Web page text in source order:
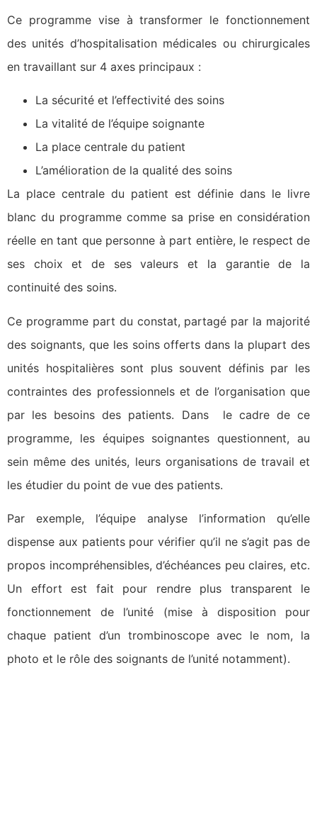
Ce programme vise à transformer le fonctionnement
des unités d’hospitalisation médicales ou chirurgicales
en travaillant sur 4 axes principaux :
La sécurité et l’effectivité des soins
La vitalité de l’équipe soignante
La place centrale du patient
L’amélioration de la qualité des soins
La place centrale du patient est définie dans le livre
blanc du programme comme sa prise en considération
réelle en tant que personne à part entière, le respect de
ses choix et de ses valeurs et la garantie de la
continuité des soins.
Ce programme part du constat, partagé par la majorité
des soignants, que les soins offerts dans la plupart des
unités hospitalières sont plus souvent définis par les
contraintes des professionnels et de l’organisation que
par les besoins des patients. Dans le cadre de ce
programme, les équipes soignantes questionnent, au
sein même des unités, leurs organisations de travail et
les étudier du point de vue des patients.
Par exemple, l’équipe analyse l’information qu’elle
dispense aux patients pour vérifier qu’il ne s’agit pas de
propos incompréhensibles, d’échéances peu claires, etc.
Un effort est fait pour rendre plus transparent le
fonctionnement de l’unité (mise à disposition pour
chaque patient d’un trombinoscope avec le nom, la
photo et le rôle des soignants de l’unité notamment).